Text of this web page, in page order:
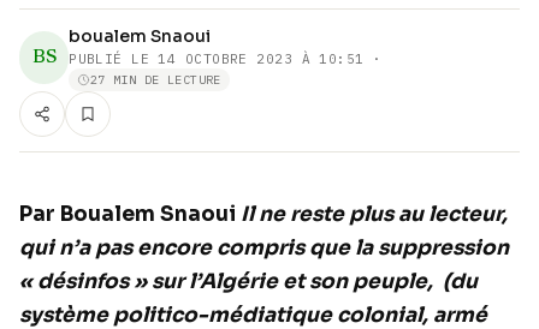
BS
boualem Snaoui
PUBLIÉ LE 14 OCTOBRE 2023 À 10:51 ·
27 MIN DE LECTURE
Par Boualem Snaoui Il ne reste plus au lecteur,
qui n’a pas encore compris que la suppression
« désinfos » sur l’Algérie et son peuple, (du
système politico-médiatique colonial, armé